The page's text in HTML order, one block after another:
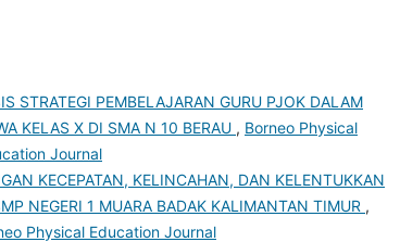
STRATEGI PEMBELAJARAN GURU PJOK DALAM
KELAS X DI SMA N 10 BERAU , Borneo Physical
Journal
KECEPATAN, KELINCAHAN, DAN KELENTUKKAN
NEGERI 1 MUARA BADAK KALIMANTAN TIMUR ,
Physical Education Journal